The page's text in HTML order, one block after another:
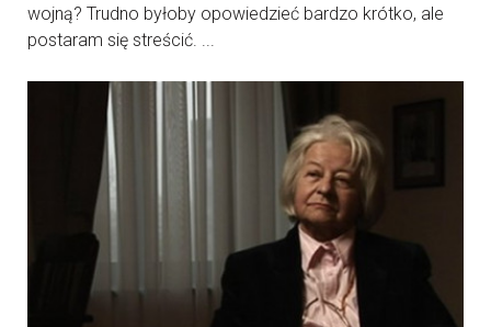
wojną? Trudno byłoby opowiedzieć bardzo krótko, ale
postaram się streścić. ...